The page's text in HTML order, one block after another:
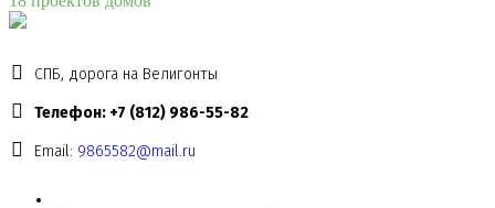
СПБ, дорога на Велигонты
Телефон: +7 (812) 986-55-82
Email: 9865582@mail.ru